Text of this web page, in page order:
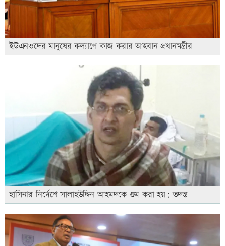
ইউএনওদের মানুষের কল্যাণে কাজ করার আহবান প্রধানমন্ত্রীর
হাসিনার নির্দেশে সালাহউদ্দিন আহমদকে গুম করা হয়: তদন্ত